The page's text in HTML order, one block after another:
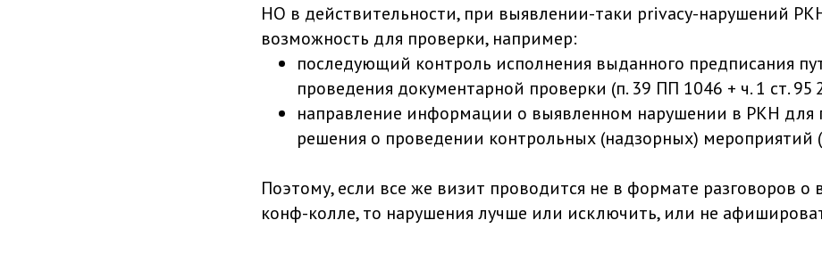
НО в действительности, при выявлении-таки privacy-нарушений
возможность для проверки, например:
последующий контроль исполнения выданного предписания
проведения документарной проверки (п. 39 ПП 1046 + ч. 1 ст. 95
направление информации о выявленном нарушении в РКН для
решения о проведении контрольных (надзорных) мероприятий
Поэтому, если все же визит проводится не в формате разговоров о
конф-колле, то нарушения лучше или исключить, или не